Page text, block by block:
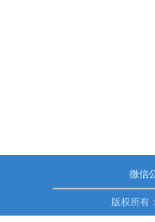
微信
版权所有